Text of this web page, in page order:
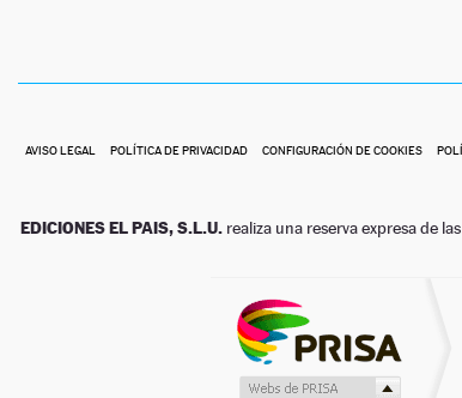
AVISO LEGAL POLÍTICA DE PRIVACIDAD CONFIGURACIÓN DE COOKIES
EDICIONES EL PAIS, S.L.U. realiza una reserva expresa de